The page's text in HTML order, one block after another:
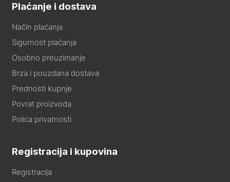
Plaćanje i dostava
Način plaćanja
Sigurnost plaćanja
Osobno preuzimanje
Brza i pouzdana dostava
Prednosti kupnje
Povrat proizvoda
Polica privatnosti
Registracija i kupovina
Registracija